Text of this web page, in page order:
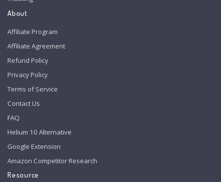
About
Affiliate Program
Affiliate Agreement
Refund Policy
Privacy Policy
Terms of Service
Contact Us
FAQ
Helium 10 Alternative
Google Extension
Amazon Competitor Research
Resource